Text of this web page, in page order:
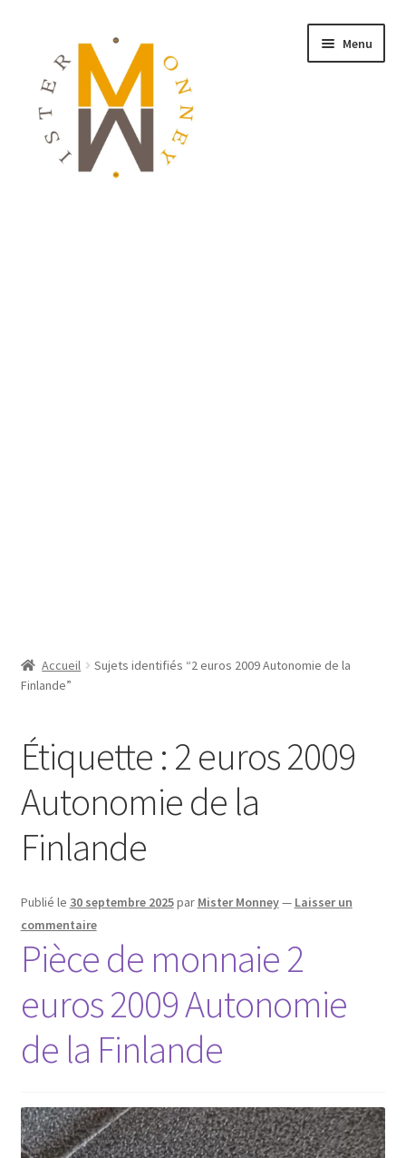
Menu
Accueil
Sujets identifiés “2 euros 2009 Autonomie de la
Finlande”
Étiquette : 2 euros 2009
Autonomie de la
Finlande
Publié le 30 septembre 2025par Mister Monney— Laisser un
commentaire
Pièce de monnaie 2
euros 2009 Autonomie
de la Finlande